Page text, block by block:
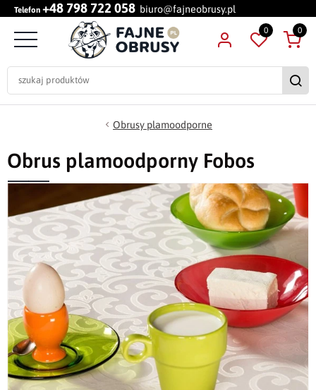
Telefon +48 798 722 058 biuro@fajneobrusy.pl
0 0
Obrusy plamoodporne
Obrus plamoodporny Fobos